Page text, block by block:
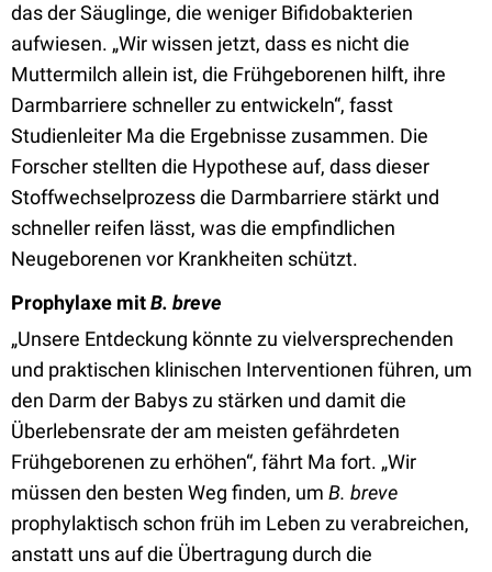
das der Säuglinge, die weniger Bifidobakterien
aufwiesen. „Wir wissen jetzt, dass es nicht die
Muttermilch allein ist, die Frühgeborenen hilft, ihre
Darmbarriere schneller zu entwickeln“, fasst
Studienleiter Ma die Ergebnisse zusammen. Die
Forscher stellten die Hypothese auf, dass dieser
Stoffwechselprozess die Darmbarriere stärkt und
schneller reifen lässt, was die empfindlichen
Neugeborenen vor Krankheiten schützt.
Prophylaxe mitB. breve
„Unsere Entdeckung könnte zu vielversprechenden
und praktischen klinischen Interventionen führen, um
den Darm der Babys zu stärken und damit die
Überlebensrate der am meisten gefährdeten
Frühgeborenen zu erhöhen“, fährt Ma fort. „Wir
müssen den besten Weg finden, um B. breve
prophylaktisch schon früh im Leben zu verabreichen,
anstatt uns auf die Übertragung durch die